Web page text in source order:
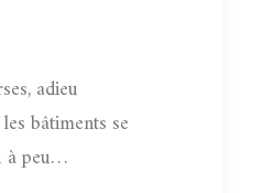
adieu
bâtiments se
à peu…